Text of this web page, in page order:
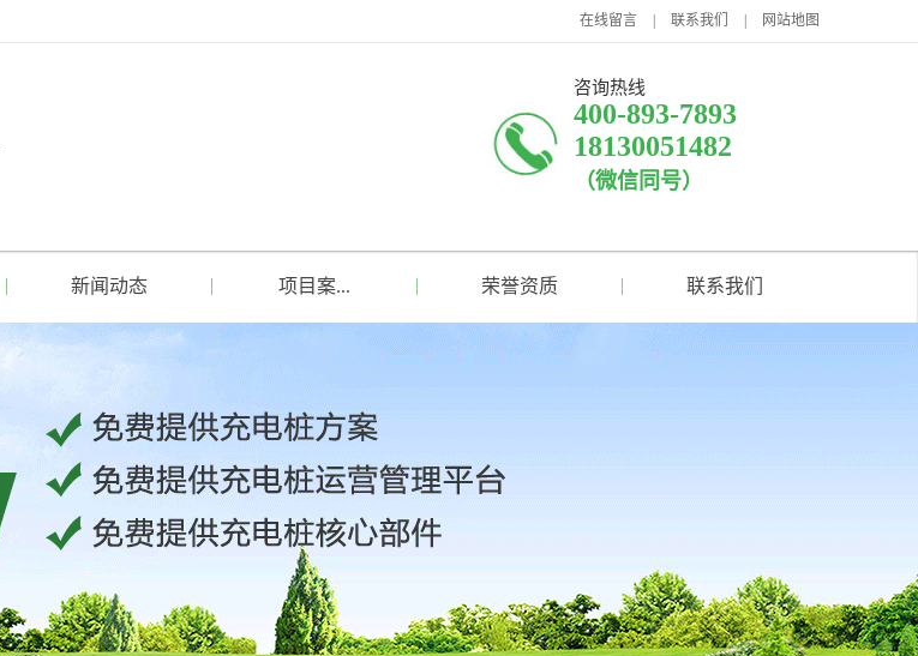
在线留言 联系我们 网站地图
咨询热线
400-893-7893
18130051482
（微信同号）
新闻动态 项目案... 荣誉资质 联系我们